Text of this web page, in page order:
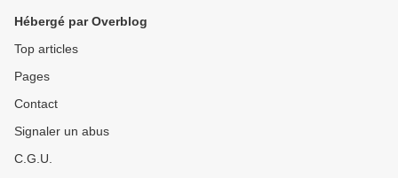
française de 3.415 milliards
d'Euros SANS RECOURS À
Hébergé par Overblog
Top articles
Pages
Contact
Signaler un abus
C.G.U.